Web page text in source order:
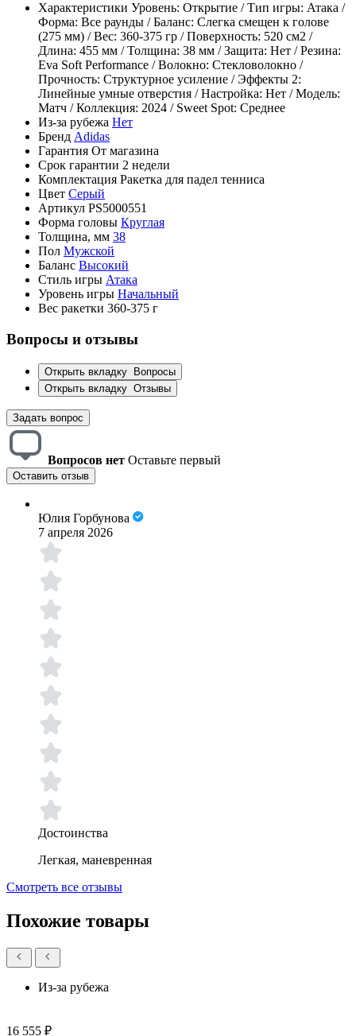
Характеристики Уровень: Открытие / Тип игры: Атака /
Форма: Все раунды / Баланс: Слегка смещен к голове
(275 мм) / Вес: 360-375 гр / Поверхность: 520 см2 /
Длина: 455 мм / Толщина: 38 мм / Защита: Нет / Резина:
Eva Soft Performance / Волокно: Стекловолокно /
Прочность: Структурное усиление / Эффекты 2:
Линейные умные отверстия / Настройка: Нет / Модель:
Матч / Коллекция: 2024 / Sweet Spot: Среднее
Из-за рубежа Нет
Бренд Adidas
Гарантия От магазина
Срок гарантии 2 недели
Комплектация Ракетка для падел тенниса
Цвет Серый
Артикул PS5000551
Форма головы Круглая
Толщина, мм 38
Пол Мужской
Баланс Высокий
Стиль игры Атака
Уровень игры Начальный
Вес ракетки 360-375 г
Вопросы и отзывы
Открыть вкладку
Вопросы
Открыть вкладку Отзывы
Задать вопрос
Вопросов нет Оставьте первый
Оставить отзыв
Юлия Горбунова
7 апреля 2026
Достоинства
Легкая, маневренная
Смотреть все отзывы
Похожие товары
Из-за рубежа
16 555 ₽